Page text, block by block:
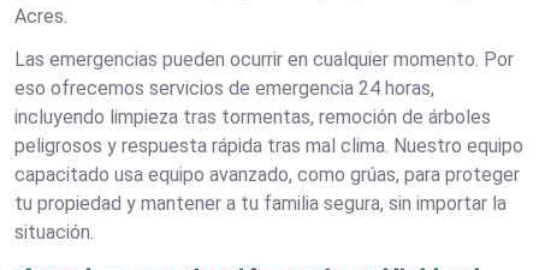
Acres.
Las emergencias pueden ocurrir en cualquier momento. Por
eso ofrecemos servicios de emergencia 24 horas,
incluyendo limpieza tras tormentas, remoción de árboles
peligrosos y respuesta rápida tras mal clima. Nuestro equipo
capacitado usa equipo avanzado, como grúas, para proteger
tu propiedad y mantener a tu familia segura, sin importar la
situación.